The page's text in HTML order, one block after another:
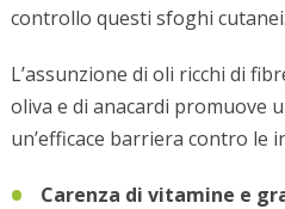
controllo questi sfoghi cutanei.
L’assunzione di oli ricchi di
oliva e di anacardi promuove
un’efficace barriera contro le
Carenza di vitamine e